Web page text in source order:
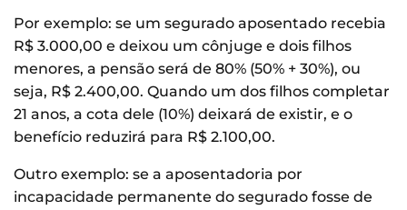
Por exemplo: se um segurado aposentado recebia
R$ 3.000,00 e deixou um cônjuge e dois filhos
menores, a pensão será de 80% (50% + 30%), ou
seja, R$ 2.400,00. Quando um dos filhos completar
21 anos, a cota dele (10%) deixará de existir, e o
benefício reduzirá para R$ 2.100,00.
Outro exemplo: se a aposentadoria por
incapacidade permanente do segurado fosse de